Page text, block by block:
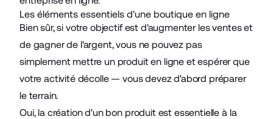
Les éléments essentiels d'une boutique en ligne
Bien sûr, si votre objectif est d'augmenter les ventes et
de gagner de l'argent, vous ne pouvez pas
simplement mettre un produit en ligne et espérer que
votre activité décolle — vous devez d'abord préparer
le terrain.
Oui, la création d'un bon produit est essentielle à la